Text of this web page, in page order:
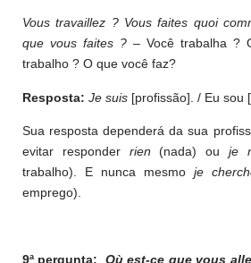
Vous travaillez ? Vous faites quoi
que vous faites ? – Você trabalha ?
trabalho ? O que você faz?
Resposta: Je suis [profissão]. / Eu sou
Sua resposta dependerá da sua
evitar responder rien (nada) ou je
trabalho). E nunca mesmo je
emprego).
9ª pergunta: Où est-ce que vous